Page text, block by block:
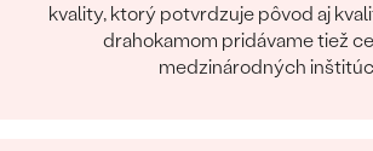
kvality, ktorý potvrdzuje pôvod aj
drahokamom pridávame tiež
medzinárodných